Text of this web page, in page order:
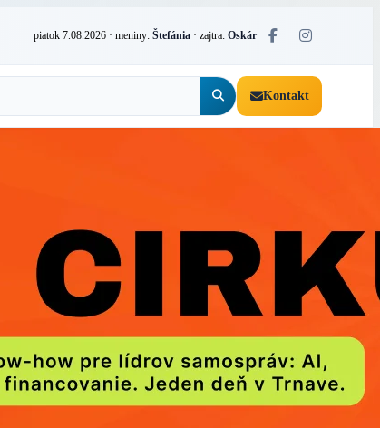
piatok 7.08.2026 · meniny: Štefánia · zajtra: Oskár
Kontakt